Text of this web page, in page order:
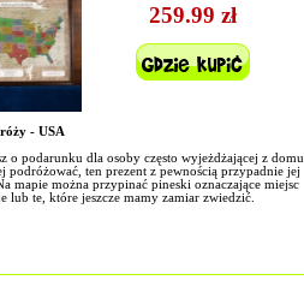
259.99 zł
- USA
o podarunku dla osoby często wyjeżdżającej z domu
podróżować, ten prezent z pewnością przypadnie jej
mapie można przypinać pineski oznaczające miejsc
lub te, które jeszcze mamy zamiar zwiedzić.